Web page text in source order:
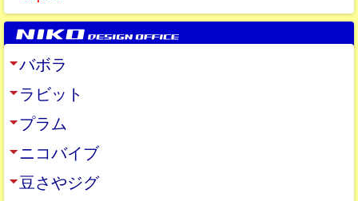
バボラ
ラビット
プラム
ニコバイブ
豆さやジグ